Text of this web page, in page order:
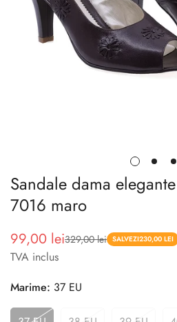
Sandale dama
7016 maro
Pret
redus
99,00 lei
Pret 329,00 lei SALVEZI230,00 LEI
TVA inclus
Marime: 37 EU